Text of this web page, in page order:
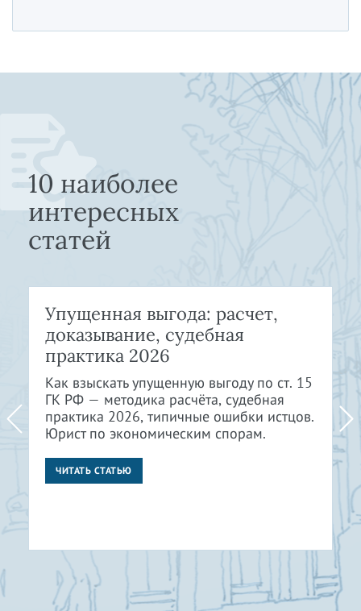
10 наиболее
интересных
статей
Упущенная выгода: расчет,
доказывание, судебная
практика 2026
Как взыскать упущенную выгоду по ст. 15
ГК РФ — методика расчёта, судебная
практика 2026, типичные ошибки истцов.
Юрист по экономическим спорам.
ЧИТАТЬ СТАТЬЮ